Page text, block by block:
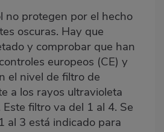
no protegen por el hecho
oscuras. Hay que
y comprobar que han
europeos (CE) y
el nivel de filtro de
a los rayos ultravioleta
filtro va del 1 al 4. Se
al 3 está indicado para